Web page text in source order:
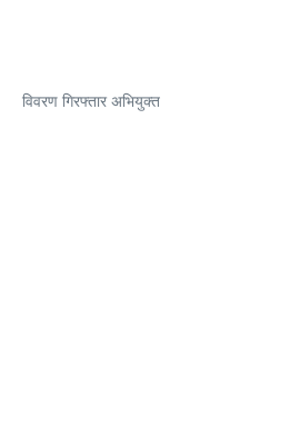
विवरण गिरफ्तार अभियुक्त